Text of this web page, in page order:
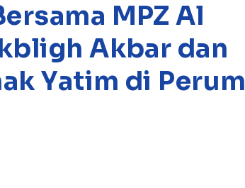
MPZ Al
Akbar dan
Yatim di Perum